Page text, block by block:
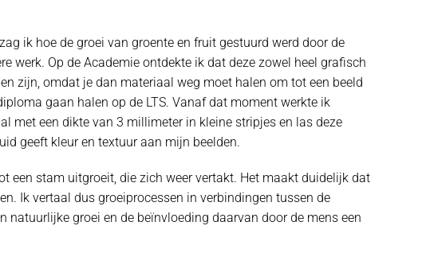
ik hoe de groei van groente en fruit gestuurd werd door de
werk. Op de Academie ontdekte ik dat deze zowel heel grafisch
zijn, omdat je dan materiaal weg moet halen om tot een beeld
gaan halen op de LTS. Vanaf dat moment werkte ik
met een dikte van 3 millimeter in kleine stripjes en las deze
geeft kleur en textuur aan mijn beelden.
een stam uitgroeit, die zich weer vertakt. Het maakt duidelijk dat
Ik vertaal dus groeiprocessen in verbindingen tussen de
groei en de beïnvloeding daarvan door de mens een